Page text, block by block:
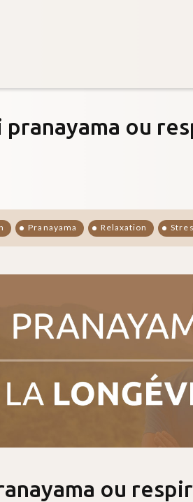
ou
Pranayama Relaxation
ou